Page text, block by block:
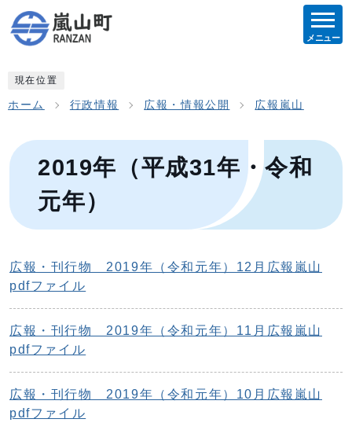
メニュー
現在位置
ホーム 行政情報 広報・情報公開 広報嵐山
2019年（平成31年・令和
元年）
広報・刊行物 2019年（令和元年）12月広報嵐山
pdfファイル
広報・刊行物 2019年（令和元年）11月広報嵐山
pdfファイル
広報・刊行物 2019年（令和元年）10月広報嵐山
pdfファイル